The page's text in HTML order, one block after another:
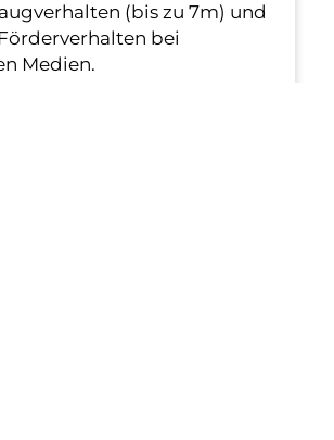
(bis zu 7m) und
bei
Medien.